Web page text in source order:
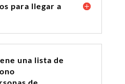
para llegar a
una lista de